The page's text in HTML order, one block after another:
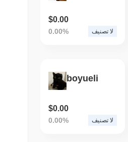
$0.00
0.00% لا تصنيف
boyueli
$0.00
0.00% لا تصنيف